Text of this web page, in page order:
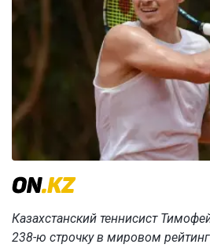
Казахстанский теннисист
238-ю строчку в мировом